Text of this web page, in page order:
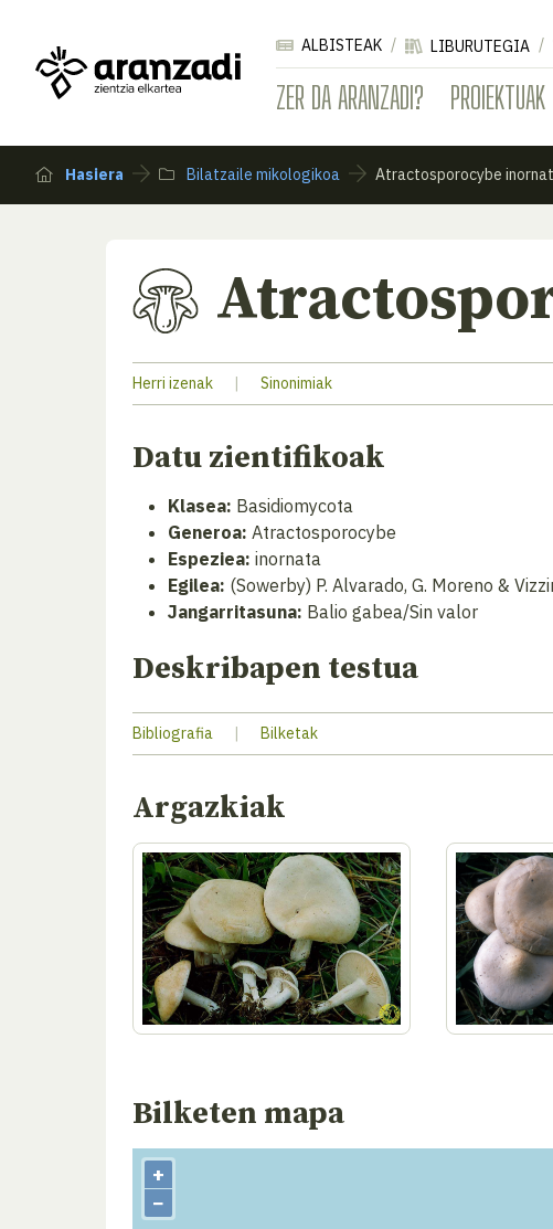
ZER DA ARANZADI? PROIEKTUAK
ALBISTEAK LIBURUTEGIA
Hasiera Bilatzaile mikologikoa Atractosporocybe
Herri izenak | Sinonimiak
Datu zientifikoak
Klasea: Basidiomycota
Generoa: Atractosporocybe
Espeziea: inornata
Egilea: (Sowerby) P. Alvarado, G. Moreno &
Jangarritasuna: Balio gabea/Sin valor
Deskribapen testua
Bibliografia | Bilketak
Argazkiak
Bilketen mapa
+
−